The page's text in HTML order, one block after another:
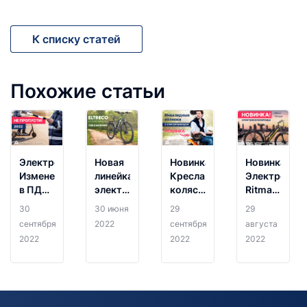
К списку статей
Похожие статьи
Электротранспорт.
Изменения
в ПДД
2022
словами.
30
сентября
2022
Новая
линейка
электровелосипедов
Eltreco
30 июня
2022
Новинка!
Кресла-
коляски
Met
29
сентября
2022
Новинка!
Ritma и
STINGER
продаже!
29
августа
2022